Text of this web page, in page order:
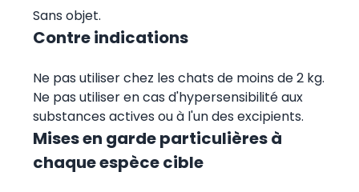
Sans objet.
Contre indications
Ne pas utiliser chez les chats de moins de 2 kg.
Ne pas utiliser en cas d'hypersensibilité aux
substances actives ou à l'un des excipients.
Mises en garde particulières à
chaque espèce cible